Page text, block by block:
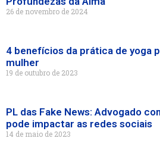
26 de novembro de 2024
4 benefícios da prática de yoga
mulher
19 de outubro de 2023
PL das Fake News: Advogado
pode impactar as redes sociais
14 de maio de 2023